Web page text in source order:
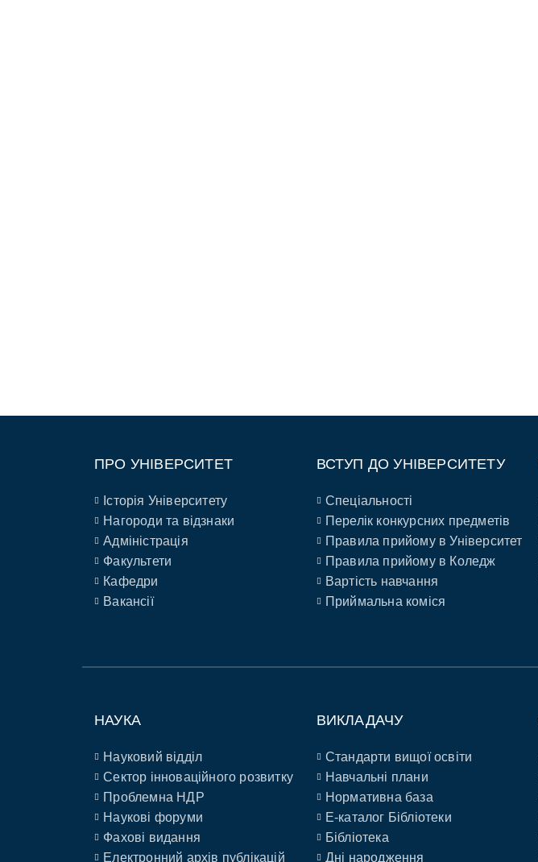
ПРО УНІВЕРСИТЕТ
Історія Університету
Нагороди та відзнаки
Адміністрація
Факультети
Кафедри
Вакансії
ВСТУП ДО УНІВЕРСИТЕТУ
Спеціальності
Перелік конкурсних предметів
Правила прийому в Університет
Правила прийому в Коледж
Вартість навчання
Приймальна коміся
НАУКА
Науковий відділ
Сектор інноваційного розвитку
Проблемна НДР
Наукові форуми
Фахові видання
Електронний архів публікацій
ВИКЛАДАЧУ
Стандарти вищої освіти
Навчальні плани
Нормативна база
E-каталог Бібліотеки
Бібліотека
Дні народження